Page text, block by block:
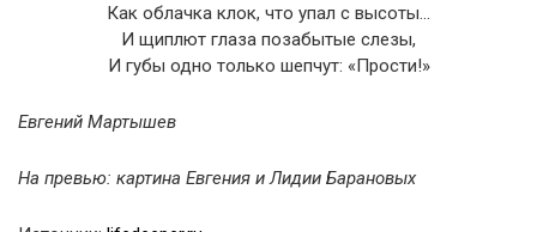
Как облачка клок, что упал с высоты…
И щиплют глаза позабытые слезы,
И губы одно только шепчут: «Прости!»
Евгений Мартышев
На превью: картина Евгения и Лидии Барановых